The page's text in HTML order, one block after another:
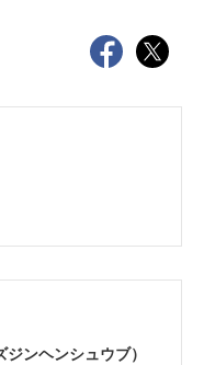
ンヘンシュウブ）